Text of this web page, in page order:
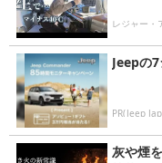
レジャー・
Jeepの
PR(Jeep
灰や煙